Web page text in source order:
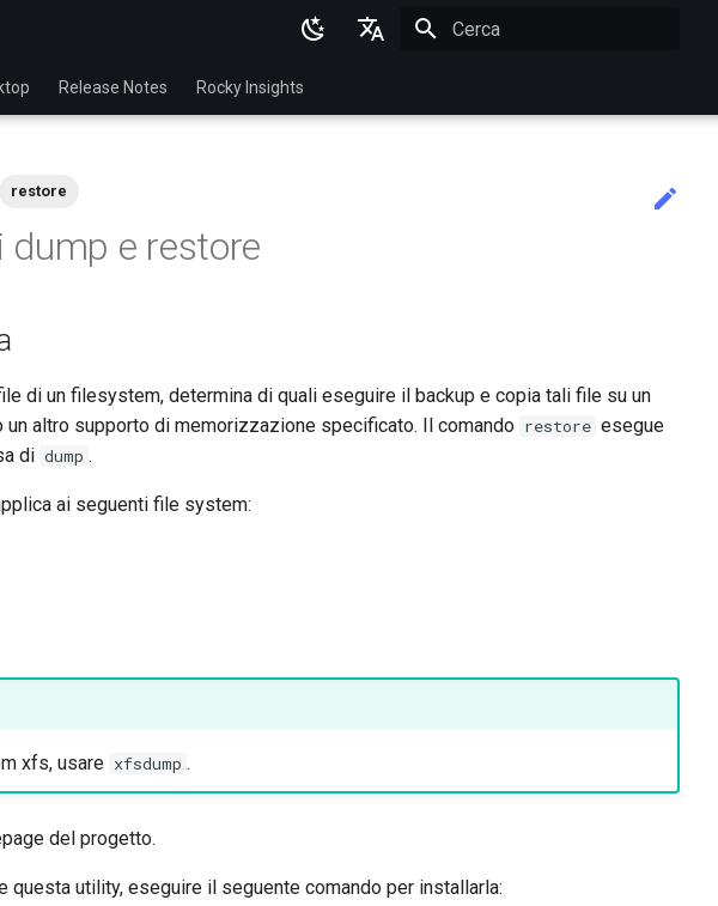
한국어
简体中文
Release Notes Rocky Insights
restore
dump e restore
di un filesystem, determina di quali eseguire il backup e copia tali file su un
un altro supporto di memorizzazione specificato. Il comando restore esegue
di dump .
ai seguenti file system:
xfs, usare xfsdump .
del progetto.
questa utility, eseguire il seguente comando per installarla: